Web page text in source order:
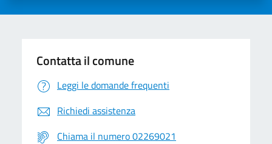
Contatta il comune
Leggi le domande frequenti
Richiedi assistenza
Chiama il numero 02269021